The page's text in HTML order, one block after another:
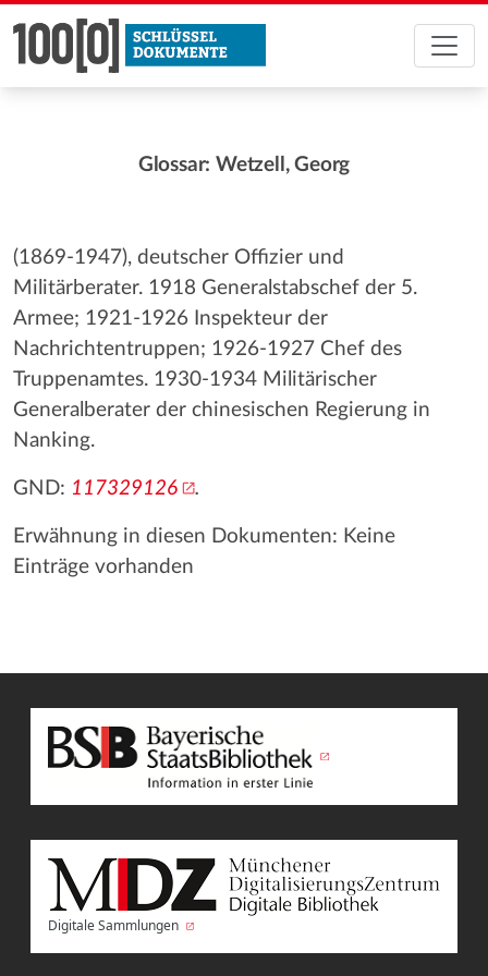
Glossar: Wetzell, Georg
(1869-1947), deutscher Offizier und
Militärberater. 1918 Generalstabschef der 5.
Armee; 1921-1926 Inspekteur der
Nachrichtentruppen; 1926-1927 Chef des
Truppenamtes. 1930-1934 Militärischer
Generalberater der chinesischen Regierung in
Nanking.
GND: 117329126 .
Erwähnung in diesen Dokumenten: Keine
Einträge vorhanden
Digitale Sammlungen